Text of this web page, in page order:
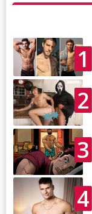
1
2
3
4